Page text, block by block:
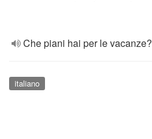
Che piani hai per le vacanze?
italiano